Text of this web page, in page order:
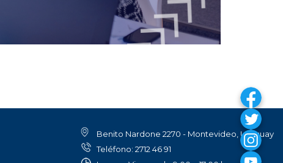
Benito Nardone 2270 - Montevideo, Uruguay
Teléfono: 2712 46 91